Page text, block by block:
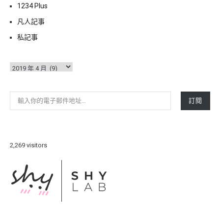
1234 Plus
凡人記事
私記事
彙
輸入你的電子郵件地址…
訂閱
2,269 visitors